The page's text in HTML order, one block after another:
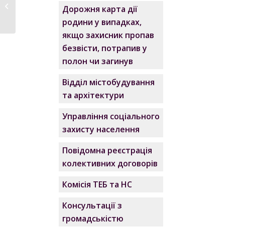
Дорожня карта дії
родини у випадках,
якщо захисник пропав
безвісти, потрапив у
полон чи загинув
Відділ містобудування
та архітектури
Управління соціального
захисту населення
Повідомна реєстрація
колективних договорів
Комісія ТЕБ та НС
Консультації з
громадськістю